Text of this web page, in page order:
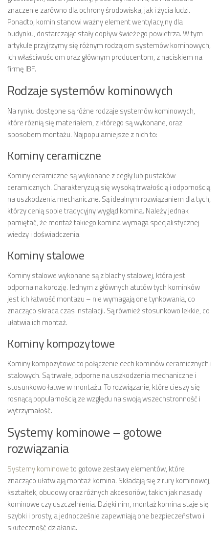
znaczenie zarówno dla ochrony środowiska, jak i życia ludzi.
Ponadto, komin stanowi ważny element wentylacyjny dla
budynku, dostarczając stały dopływ świeżego powietrza. W tym
artykule przyjrzymy się różnym rodzajom systemów kominowych,
ich właściwościom oraz głównym producentom, z naciskiem na
firmę IBF.
Rodzaje systemów kominowych
Na rynku dostępne są różne rodzaje systemów kominowych,
które różnią się materiałem, z którego są wykonane, oraz
sposobem montażu. Najpopularniejsze z nich to:
Kominy ceramiczne
Kominy ceramiczne są wykonane z cegły lub pustaków
ceramicznych. Charakteryzują się wysoką trwałością i odpornością
na uszkodzenia mechaniczne. Są idealnym rozwiązaniem dla tych,
którzy cenią sobie tradycyjny wygląd komina. Należy jednak
pamiętać, że montaż takiego komina wymaga specjalistycznej
wiedzy i doświadczenia.
Kominy stalowe
Kominy stalowe wykonane są z blachy stalowej, która jest
odporna na korozję. Jednym z głównych atutów tych kominków
jest ich łatwość montażu – nie wymagają one tynkowania, co
znacząco skraca czas instalacji. Są również stosunkowo lekkie, co
ułatwia ich montaż.
Kominy kompozytowe
Kominy kompozytowe to połączenie cech kominów ceramicznych i
stalowych. Są trwałe, odporne na uszkodzenia mechaniczne i
stosunkowo łatwe w montażu. To rozwiązanie, które cieszy się
rosnącą popularnością ze względu na swoją wszechstronność i
wytrzymałość.
Systemy kominowe – gotowe
rozwiązania
Systemy kominoweto gotowe zestawy elementów, które
znacząco ułatwiają montaż komina. Składają się z rury kominowej,
kształtek, obudowy oraz różnych akcesoriów, takich jak nasady
kominowe czy uszczelnienia. Dzięki nim, montaż komina staje się
szybki i prosty, a jednocześnie zapewniają one bezpieczeństwo i
skuteczność działania.